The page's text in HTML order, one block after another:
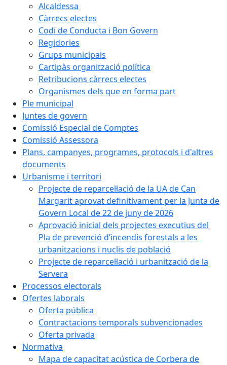
Alcaldessa
Càrrecs electes
Codi de Conducta i Bon Govern
Regidories
Grups municipals
Cartipàs organització política
Retribucions càrrecs electes
Organismes dels que en forma part
Ple municipal
Juntes de govern
Comissió Especial de Comptes
Comissió Assessora
Plans, campanyes, programes, protocols i d'altres
documents
Urbanisme i territori
Projecte de reparcel·lació de la UA de Can
Margarit aprovat definitivament per la Junta de
Govern Local de 22 de juny de 2026
Aprovació inicial dels projectes executius del
Pla de prevenció d’incendis forestals a les
urbanitzacions i nuclis de població
Projecte de reparcel·lació i urbanització de la
Servera
Processos electorals
Ofertes laborals
Oferta pública
Contractacions temporals subvencionades
Oferta privada
Normativa
Mapa de capacitat acústica de Corbera de